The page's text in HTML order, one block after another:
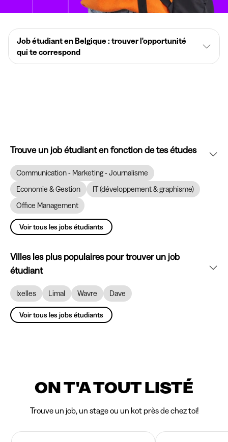
Job étudiant en Belgique : trouver l'opportunité
qui te correspond
Trouve un job étudiant en fonction de tes études
Communication - Marketing - Journalisme
Economie & Gestion
IT (développement & graphisme)
Office Management
Voir tous les jobs étudiants
Villes les plus populaires pour trouver un job
étudiant
Ixelles Limal Wavre Dave
Voir tous les jobs étudiants
ON T'A TOUT LISTÉ
Trouve un job, un stage ou un kot près de chez toi!